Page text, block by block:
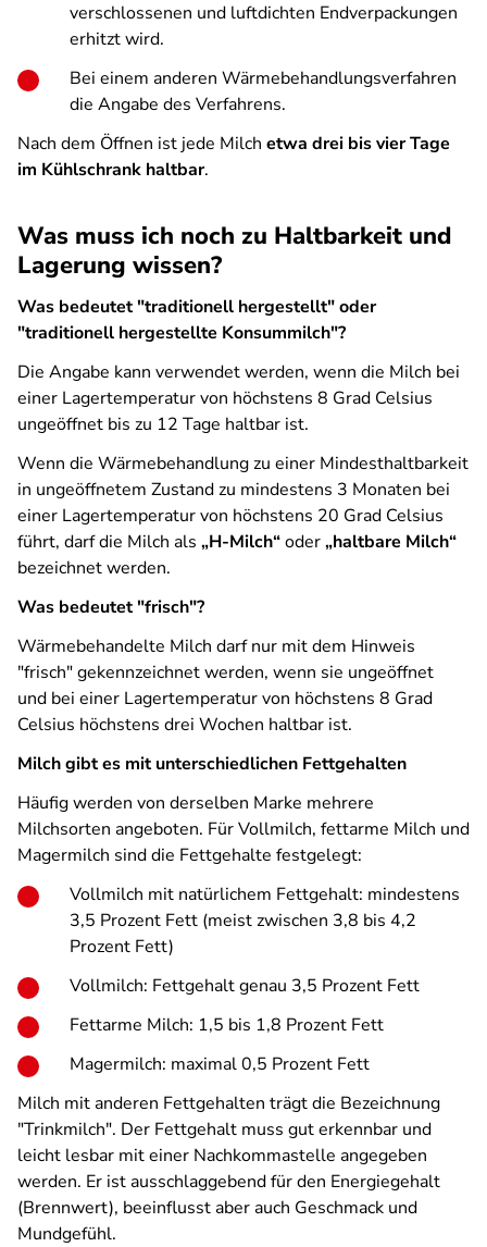
verschlossenen und luftdichten Endverpackungen
erhitzt wird.
Bei einem anderen Wärmebehandlungsverfahren
die Angabe des Verfahrens.
Nach dem Öffnen ist jede Milch etwa drei bis vier Tage
im Kühlschrank haltbar.
Was muss ich noch zu Haltbarkeit und
Lagerung wissen?
Was bedeutet "traditionell hergestellt" oder
"traditionell hergestellte Konsummilch"?
Die Angabe kann verwendet werden, wenn die Milch bei
einer Lagertemperatur von höchstens 8 Grad Celsius
ungeöffnet bis zu 12 Tage haltbar ist.
Wenn die Wärmebehandlung zu einer Mindesthaltbarkeit
in ungeöffnetem Zustand zu mindestens 3 Monaten bei
einer Lagertemperatur von höchstens 20 Grad Celsius
führt, darf die Milch als „H-Milch“oder„haltbare Milch“
bezeichnet werden.
Was bedeutet "frisch"?
Wärmebehandelte Milch darf nur mit dem Hinweis
"frisch" gekennzeichnet werden, wenn sie ungeöffnet
und bei einer Lagertemperatur von höchstens 8 Grad
Celsius höchstens drei Wochen haltbar ist.
Milch gibt es mit unterschiedlichen Fettgehalten
Häufig werden von derselben Marke mehrere
Milchsorten angeboten. Für Vollmilch, fettarme Milch und
Magermilch sind die Fettgehalte festgelegt:
Vollmilch mit natürlichem Fettgehalt: mindestens
3,5 Prozent Fett (meist zwischen 3,8 bis 4,2
Prozent Fett)
Vollmilch: Fettgehalt genau 3,5 Prozent Fett
Fettarme Milch: 1,5 bis 1,8 Prozent Fett
Magermilch: maximal 0,5 Prozent Fett
Milch mit anderen Fettgehalten trägt die Bezeichnung
"Trinkmilch". Der Fettgehalt muss gut erkennbar und
leicht lesbar mit einer Nachkommastelle angegeben
werden. Er ist ausschlaggebend für den Energiegehalt
(Brennwert), beeinflusst aber auch Geschmack und
Mundgefühl.